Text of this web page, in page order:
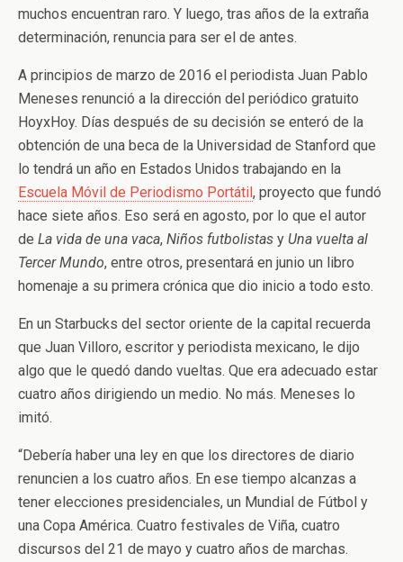
muchos encuentran raro. Y luego, tras años de la extraña
determinación, renuncia para ser el de antes.
A principios de marzo de 2016 el periodista Juan Pablo
Meneses renunció a la dirección del periódico gratuito
HoyxHoy. Días después de su decisión se enteró de la
obtención de una beca de la Universidad de Stanford que
lo tendrá un año en Estados Unidos trabajando en la
Escuela Móvil de Periodismo Portátil, proyecto que fundó
hace siete años. Eso será en agosto, por lo que el autor
de La vida de una vaca, Niños futbolistas y Una vuelta al
Tercer Mundo, entre otros, presentará en junio un libro
homenaje a su primera crónica que dio inicio a todo esto.
En un Starbucks del sector oriente de la capital recuerda
que Juan Villoro, escritor y periodista mexicano, le dijo
algo que le quedó dando vueltas. Que era adecuado estar
cuatro años dirigiendo un medio. No más. Meneses lo
imitó.
“Debería haber una ley en que los directores de diario
renuncien a los cuatro años. En ese tiempo alcanzas a
tener elecciones presidenciales, un Mundial de Fútbol y
una Copa América. Cuatro festivales de Viña, cuatro
discursos del 21 de mayo y cuatro años de marchas.